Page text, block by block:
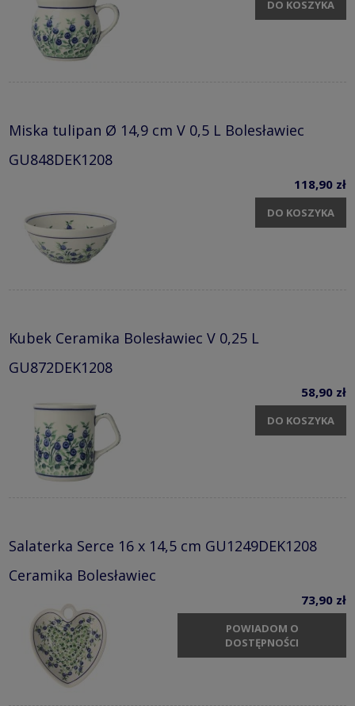
DO KOSZYKA
Miska tulipan Ø 14,9 cm V 0,5 L Bolesławiec
GU848DEK1208
118,90 zł
DO KOSZYKA
Kubek Ceramika Bolesławiec V 0,25 L
GU872DEK1208
58,90 zł
DO KOSZYKA
Salaterka Serce 16 x 14,5 cm GU1249DEK1208
Ceramika Bolesławiec
73,90 zł
POWIADOM O
DOSTĘPNOŚCI